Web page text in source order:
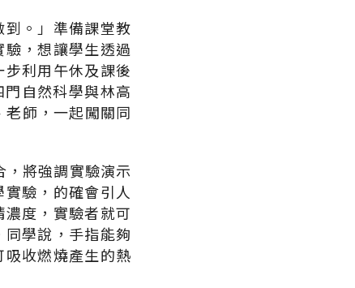
。」準備課堂教
，想讓學生透過
步利用午休及課後
自然科學與林高
老師，一起闖關同
將強調實驗演示
驗，的確會引人
度，實驗者就可
學說，手指能夠
收燃燒產生的熱